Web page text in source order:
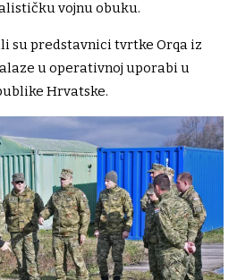
vojnu obuku.
su predstavnici tvrtke Orqa iz
u operativnoj uporabi u
Hrvatske.